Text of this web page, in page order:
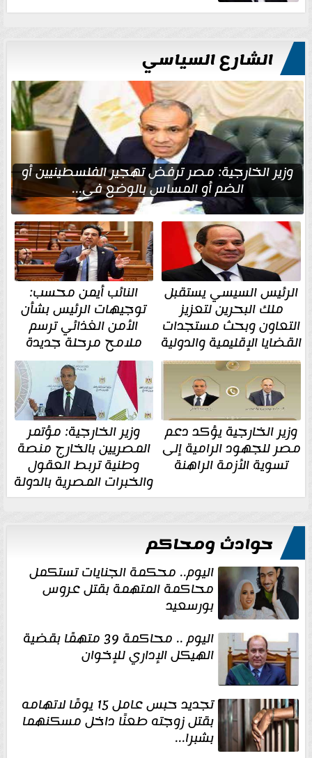
الشارع السياسي
وزير الخارجية: مصر ترفض تهجير الفلسطينيين أو
الضم أو المساس بالوضع في...
الرئيس السيسي يستقبل
ملك البحرين لتعزيز
التعاون وبحث مستجدات
القضايا الإقليمية والدولية
النائب أيمن محسب:
توجيهات الرئيس بشأن
الأمن الغذائي ترسم
ملامح مرحلة جديدة
وزير الخارجية يؤكد دعم
مصر للجهود الرامية إلى
تسوية الأزمة الراهنة
وزير الخارجية: مؤتمر
المصريين بالخارج منصة
وطنية تربط العقول
والخبرات المصرية بالدولة
حوادث ومحاكم
اليوم.. محكمة الجنايات تستكمل
محاكمة المتهمة بقتل عروس
بورسعيد
اليوم .. محاكمة 39 متهمًا بقضية
الهيكل الإداري للإخوان
تجديد حبس عامل 15 يومًا لاتهامه
بقتل زوجته طعنًا داخل مسكنهما
بشبرا...